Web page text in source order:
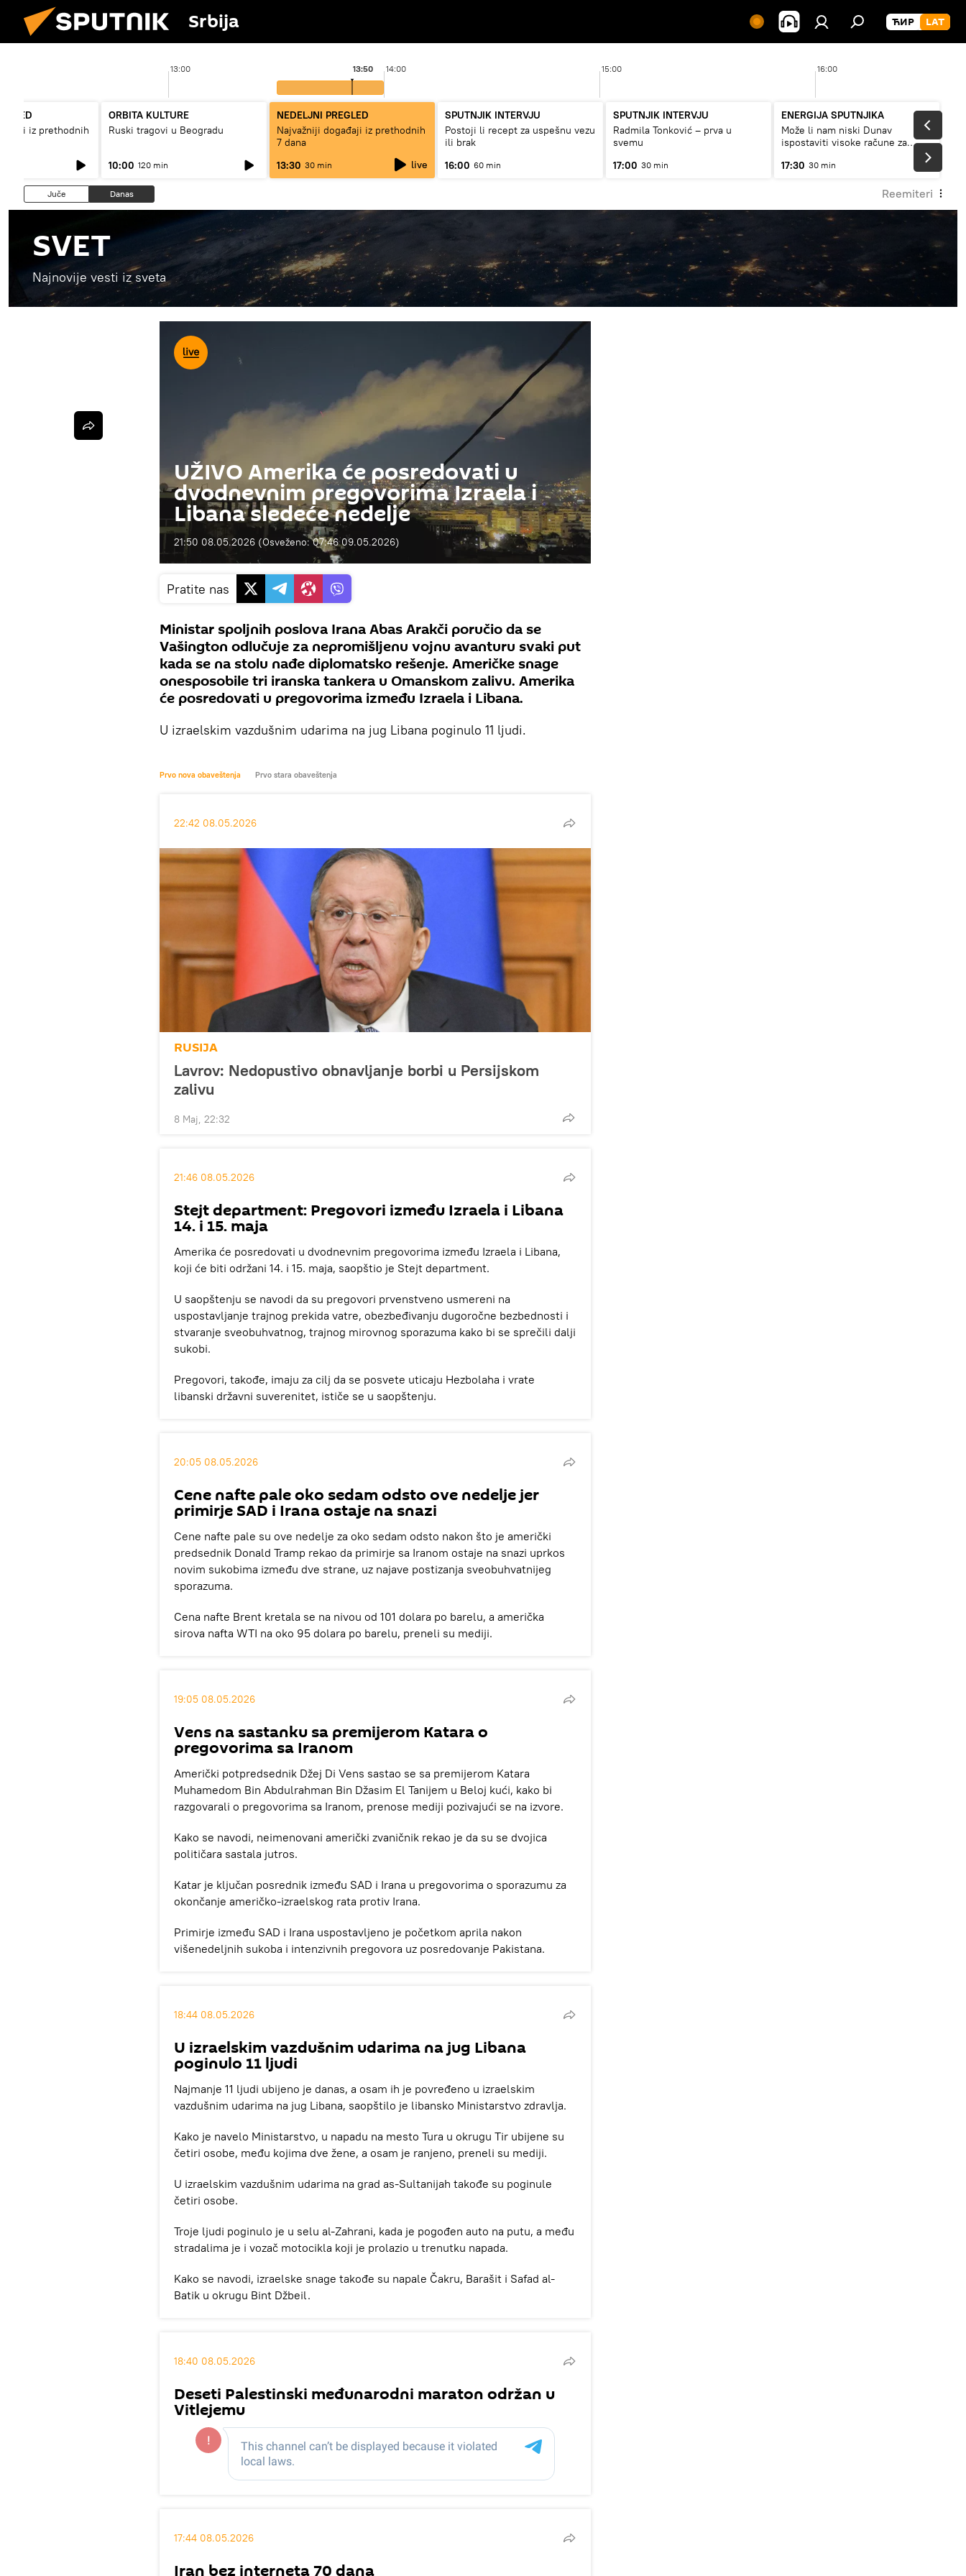
Srbija
13:00 14:00 15:00 16:00
13:50
iz prethodnih
ORBITA KULTURE
Ruski tragovi u Beogradu
10:00 120 min
NEDELJNI PREGLED
Najvažniji događaji iz prethodnih
7 dana
13:30 30 min live
SPUTNJIK INTERVJU
Postoji li recept za uspešnu vezu
ili brak
16:00 60 min
SPUTNJIK INTERVJU
Radmila Tonković – prva u
svemu
17:00 30 min
ENERGIJA SPUTNJIKA
Može li nam niski Dunav
ispostaviti visoke račune za
17:30 30 min
Juče Danas Reemiteri
SVET
Najnovije vesti iz sveta
UŽIVO Amerika će posredovati u
dvodnevnim pregovorima Izraela i
Libana sledeće nedelje
21:50 08.05.2026 (Osveženo:07:46 09.05.2026)
Pratite nas
Ministar spoljnih poslova Irana Abas Arakči poručio da se
Vašington odlučuje za nepromišljenu vojnu avanturu svaki put
kada se na stolu nađe diplomatsko rešenje. Američke snage
onesposobile tri iranska tankera u Omanskom zalivu. Amerika
će posredovati u pregovorima između Izraela i Libana.
U izraelskim vazdušnim udarima na jug Libana poginulo 11 ljudi.
Prvo nova obaveštenja Prvo stara obaveštenja
22:42 08.05.2026
RUSIJA
Lavrov: Nedopustivo obnavljanje borbi u Persijskom
zalivu
8 Maj, 22:32
21:46 08.05.2026
Stejt department: Pregovori između Izraela i Libana
14. i 15. maja
Amerika će posredovati u dvodnevnim pregovorima između Izraela i Libana,
koji će biti održani 14. i 15. maja, saopštio je Stejt department.
U saopštenju se navodi da su pregovori prvenstveno usmereni na
uspostavljanje trajnog prekida vatre, obezbeđivanju dugoročne bezbednosti i
stvaranje sveobuhvatnog, trajnog mirovnog sporazuma kako bi se sprečili dalji
sukobi.
Pregovori, takođe, imaju za cilj da se posvete uticaju Hezbolaha i vrate
libanski državni suverenitet, ističe se u saopštenju.
20:05 08.05.2026
Cene nafte pale oko sedam odsto ove nedelje jer
primirje SAD i Irana ostaje na snazi
Cene nafte pale su ove nedelje za oko sedam odsto nakon što je američki
predsednik Donald Tramp rekao da primirje sa Iranom ostaje na snazi uprkos
novim sukobima između dve strane, uz najave postizanja sveobuhvatnijeg
sporazuma.
Cena nafte Brent kretala se na nivou od 101 dolara po barelu, a američka
sirova nafta WTI na oko 95 dolara po barelu, preneli su mediji.
19:05 08.05.2026
Vens na sastanku sa premijerom Katara o
pregovorima sa Iranom
Američki potpredsednik Džej Di Vens sastao se sa premijerom Katara
Muhamedom Bin Abdulrahman Bin Džasim El Tanijem u Beloj kući, kako bi
razgovarali o pregovorima sa Iranom, prenose mediji pozivajući se na izvore.
Kako se navodi, neimenovani američki zvaničnik rekao je da su se dvojica
političara sastala jutros.
Katar je ključan posrednik između SAD i Irana u pregovorima o sporazumu za
okončanje američko-izraelskog rata protiv Irana.
Primirje između SAD i Irana uspostavljeno je početkom aprila nakon
višenedeljnih sukoba i intenzivnih pregovora uz posredovanje Pakistana.
18:44 08.05.2026
U izraelskim vazdušnim udarima na jug Libana
poginulo 11 ljudi
Najmanje 11 ljudi ubijeno je danas, a osam ih je povređeno u izraelskim
vazdušnim udarima na jug Libana, saopštilo je libansko Ministarstvo zdravlja.
Kako je navelo Ministarstvo, u napadu na mesto Tura u okrugu Tir ubijene su
četiri osobe, među kojima dve žene, a osam je ranjeno, preneli su mediji.
U izraelskim vazdušnim udarima na grad as-Sultanijah takođe su poginule
četiri osobe.
Troje ljudi poginulo je u selu al-Zahrani, kada je pogođen auto na putu, a među
stradalima je i vozač motocikla koji je prolazio u trenutku napada.
Kako se navodi, izraelske snage takođe su napale Čakru, Barašit i Safad al-
Batik u okrugu Bint Džbeil.
18:40 08.05.2026
Deseti Palestinski međunarodni maraton održan u
Vitlejemu
17:44 08.05.2026
Iran bez interneta 70 dana